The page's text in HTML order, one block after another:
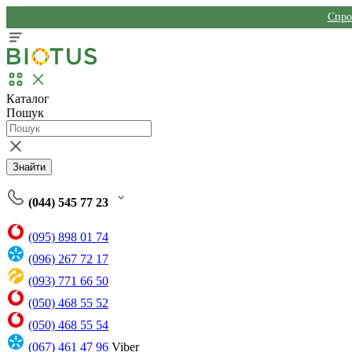
Каталог
Пошук
Знайти
(044) 545 77 23
(095) 898 01 74
(096) 267 72 17
(093) 771 66 50
(050) 468 55 52
(050) 468 55 54
(067) 461 47 96 Viber